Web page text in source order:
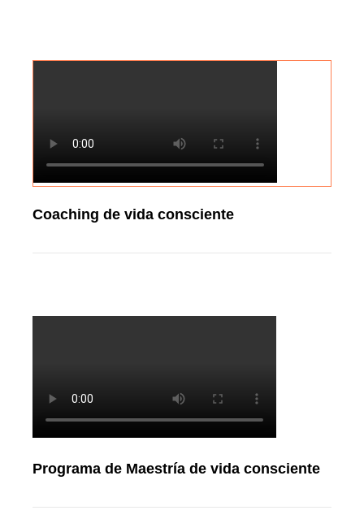
Coaching de vida consciente
Programa de Maestría de vida consciente